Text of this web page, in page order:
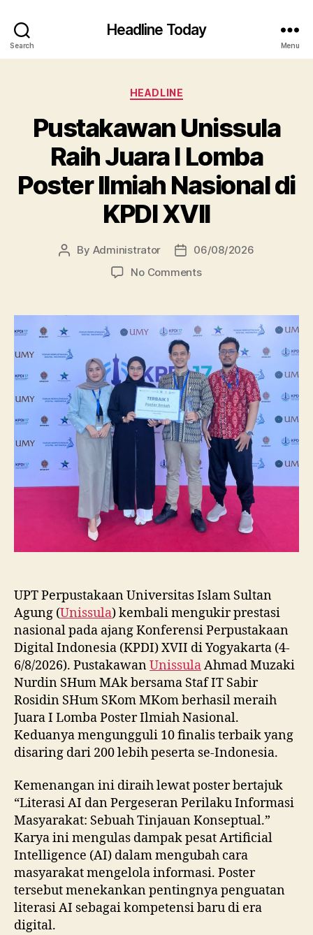
Search
Headline Today
Menu
Categories
HEADLINE
Pustakawan Unissula
Raih Juara I Lomba
Poster Ilmiah Nasional di
KPDI XVII
Post
By Administrator
Post06/08/2026
No Commentson
Raih
Juara
Lomba
Poster
Ilmiah
Nasional
di
KPDI
XVII
UPT Perpustakaan Universitas Islam Sultan
Agung (Unissula) kembali mengukir prestasi
nasional pada ajang Konferensi Perpustakaan
Digital Indonesia (KPDI) XVII di Yogyakarta (4-
6/8/2026). PustakawanUnissulaAhmad Muzaki
Nurdin SHum MAk bersama Staf IT Sabir
Rosidin SHum SKom MKom berhasil meraih
Juara I Lomba Poster Ilmiah Nasional.
Keduanya mengungguli 10 finalis terbaik yang
disaring dari 200 lebih peserta se-Indonesia.
Kemenangan ini diraih lewat poster bertajuk
“Literasi AI dan Pergeseran Perilaku Informasi
Masyarakat: Sebuah Tinjauan Konseptual.”
Karya ini mengulas dampak pesat Artificial
Intelligence (AI) dalam mengubah cara
masyarakat mengelola informasi. Poster
tersebut menekankan pentingnya penguatan
literasi AI sebagai kompetensi baru di era
digital.